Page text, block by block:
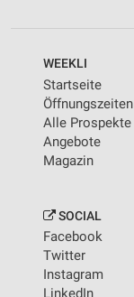
WEEKLI
Startseite
Öffnungszeiten
Alle Prospekte
Angebote
Magazin
SOCIAL
Facebook
Twitter
Instagram